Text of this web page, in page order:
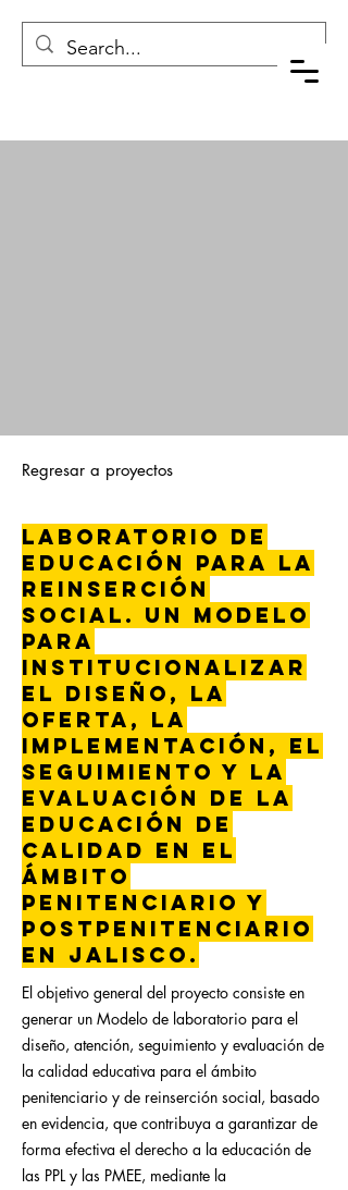
Regresar a proyectos
Laboratorio de
educación para la
reinserción
social. Un modelo
para
institucionalizar
el diseño, la
oferta, la
implementación, el
seguimiento y la
evaluación de la
educación de
calidad en el
ámbito
penitenciario y
postpenitenciario
en Jalisco.
El objetivo general del proyecto consiste en
generar un Modelo de laboratorio para el
diseño, atención, seguimiento y evaluación de
la calidad educativa para el ámbito
penitenciario y de reinserción social, basado
en evidencia, que contribuya a garantizar de
forma efectiva el derecho a la educación de
las PPL y las PMEE, mediante la